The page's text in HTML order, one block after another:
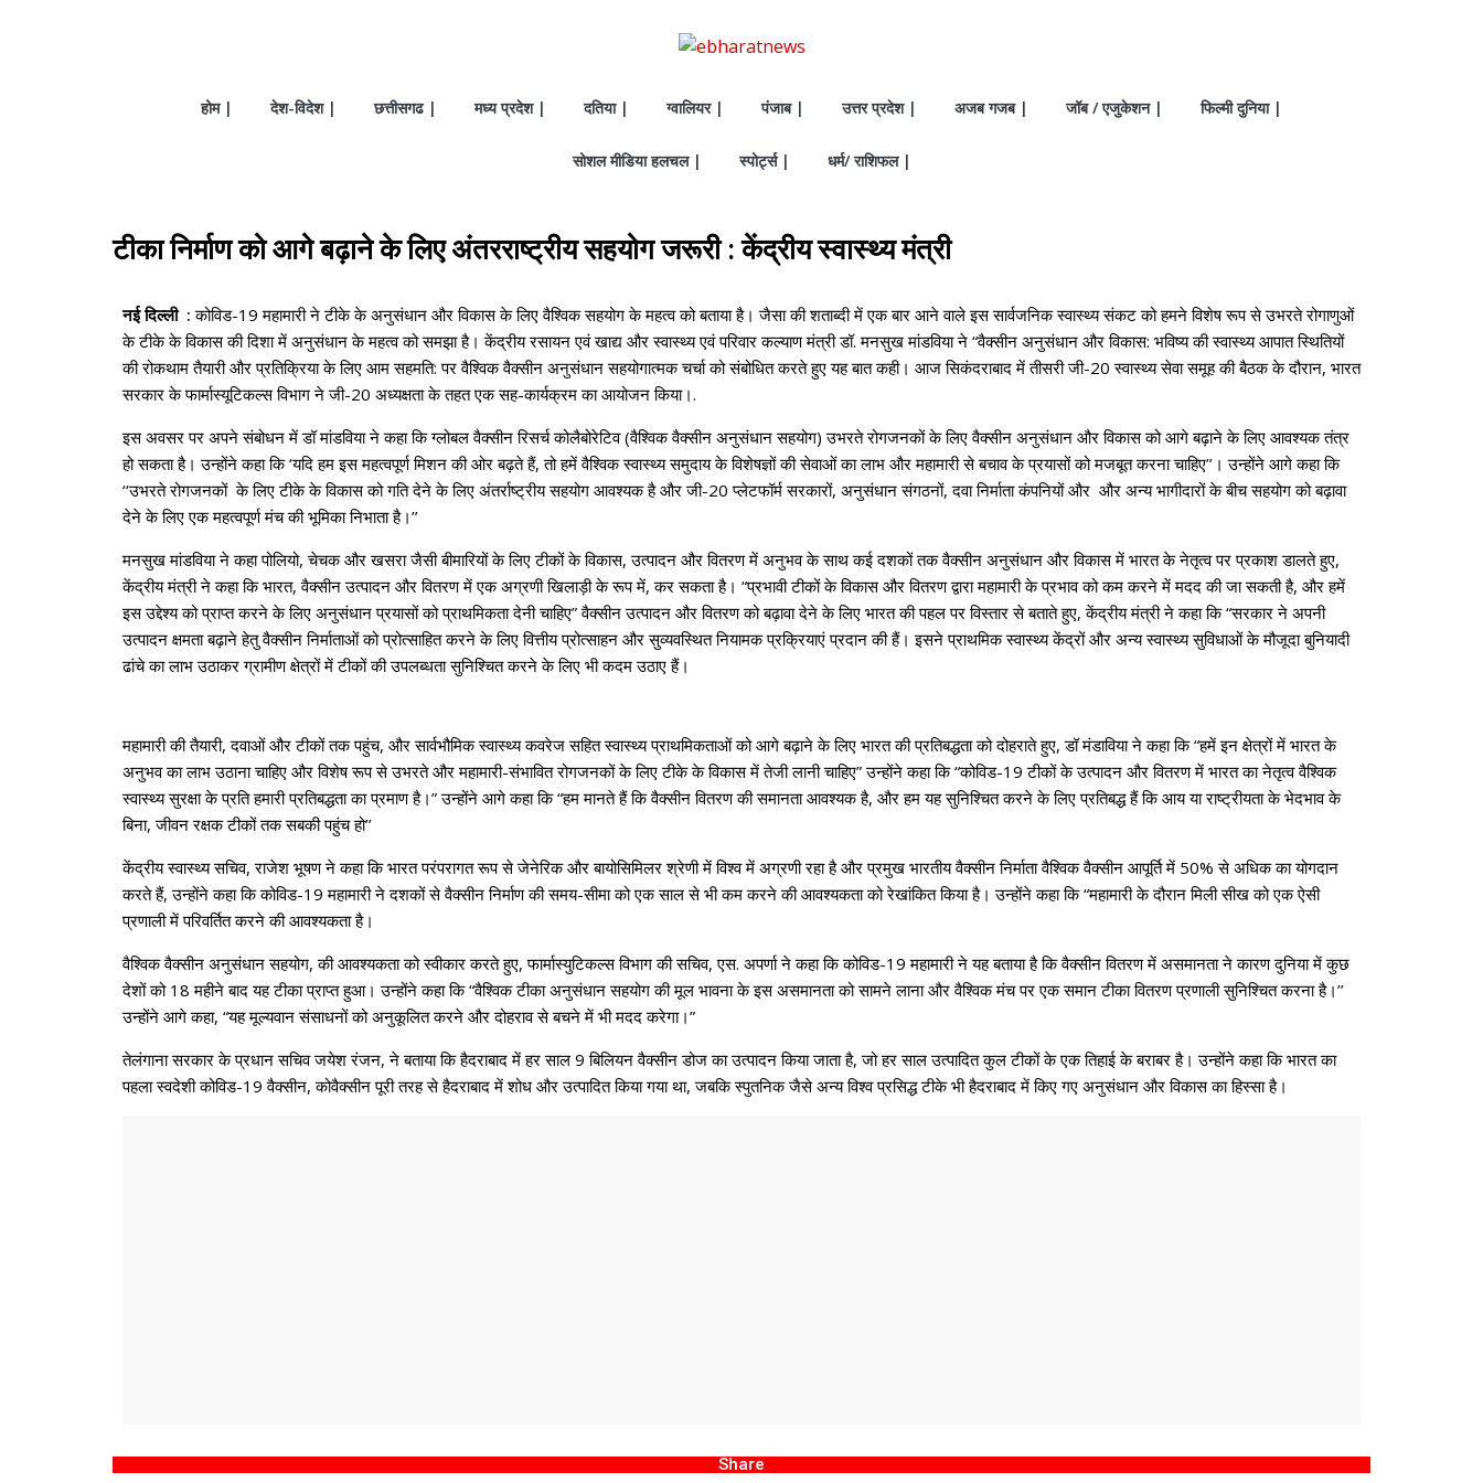
होम | देश-विदेश | छत्तीसगढ | मध्य प्रदेश | दतिया | ग्वालियर | पंजाब | उत्तर प्रदेश | अजब गजब | जॉब / एजुकेशन | फिल्मी दुनिया |
सोशल मीडिया हलचल | स्पोर्ट्स | धर्म/ राशिफल |
टीका निर्माण को आगे बढ़ाने के लिए अंतरराष्ट्रीय सहयोग जरूरी : केंद्रीय स्वास्थ्य मंत्री
नई दिल्ली : कोविड-19 महामारी ने टीके के अनुसंधान और विकास के लिए वैश्‍विक सहयोग के महत्‍व को बताया है। जैसा की शताब्‍दी में एक बार आने वाले इस सार्वजनिक स्‍वास्‍थ्‍य संकट को हमने विशेष रूप से उभरते रोगाणुओं
के टीके के विकास की दिशा में अनुसंधान के महत्‍व को समझा है। केंद्रीय रसायन एवं खाद्य और स्‍वास्‍थ्‍य एवं परिवार कल्‍याण मंत्री डॉ. मनसुख मांडविया ने “वैक्सीन अनुसंधान और विकास: भविष्य की स्वास्थ्य आपात स्‍थितियों
की रोकथाम तैयारी और प्रतिक्रिया के लिए आम सहमति: पर वैश्विक वैक्सीन अनुसंधान सहयोगात्मक चर्चा को संबोधित करते हुए यह बात कही। आज सिकंदराबाद में तीसरी जी-20 स्‍वास्‍थ्‍य सेवा समूह की बैठक के दौरान, भारत
सरकार के फार्मास्यूटिकल्स विभाग ने जी-20 अध्यक्षता के तहत एक सह-कार्यक्रम का आयोजन किया।.
इस अवसर पर अपने संबोधन में डॉ मांडविया ने कहा कि ग्‍लोबल वैक्‍सीन रिसर्च कोलैबोरेटिव (वैश्‍विक वैक्‍सीन अनुसंधान सहयोग) उभरते रोगजनकों के लिए वैक्‍सीन अनुसंधान और विकास को आगे बढ़ाने के लिए आवश्‍यक तंत्र
हो सकता है। उन्‍होंने कहा कि ‘यदि हम इस महत्‍वपूर्ण मिशन की ओर बढ़ते हैं, तो हमें वैश्‍विक स्‍वास्‍थ्‍य समुदाय के विशेषज्ञों की सेवाओं का लाभ और महामारी से बचाव के प्रयासों को मजबूत करना चाहिए’’। उन्‍होंने आगे कहा कि
‘‘उभरते रोगजनकों के लिए टीके के विकास को गति देने के लिए अंतर्राष्‍ट्रीय सहयोग आवश्‍यक है और जी-20 प्‍लेटफॉर्म सरकारों, अनुसंधान संगठनों, दवा निर्माता कंपनियों और और अन्‍य भागीदारों के बीच सहयोग को बढ़ावा
देने के लिए एक महत्‍वपूर्ण मंच की भूमिका निभाता है।’’
मनसुख मांडविया ने कहा पोलियो, चेचक और खसरा जैसी बीमारियों के लिए टीकों के विकास, उत्पादन और वितरण में अनुभव के साथ कई दशकों तक वैक्सीन अनुसंधान और विकास में भारत के नेतृत्व पर प्रकाश डालते हुए,
केंद्रीय मंत्री ने कहा कि भारत, वैक्सीन उत्पादन और वितरण में एक अग्रणी खिलाड़ी के रूप में, कर सकता है। “प्रभावी टीकों के विकास और वितरण द्वारा महामारी के प्रभाव को कम करने में मदद की जा सकती है, और हमें
इस उद्देश्य को प्राप्त करने के लिए अनुसंधान प्रयासों को प्राथमिकता देनी चाहिए” वैक्सीन उत्पादन और वितरण को बढ़ावा देने के लिए भारत की पहल पर विस्तार से बताते हुए, केंद्रीय मंत्री ने कहा कि “सरकार ने अपनी
उत्पादन क्षमता बढ़ाने हेतु वैक्सीन निर्माताओं को प्रोत्साहित करने के लिए वित्तीय प्रोत्साहन और सुव्यवस्थित नियामक प्रक्रियाएं प्रदान की हैं। इसने प्राथमिक स्वास्थ्य केंद्रों और अन्य स्वास्थ्य सुविधाओं के मौजूदा बुनियादी
ढांचे का लाभ उठाकर ग्रामीण क्षेत्रों में टीकों की उपलब्धता सुनिश्चित करने के लिए भी कदम उठाए हैं।
महामारी की तैयारी, दवाओं और टीकों तक पहुंच, और सार्वभौमिक स्वास्थ्य कवरेज सहित स्वास्थ्य प्राथमिकताओं को आगे बढ़ाने के लिए भारत की प्रतिबद्धता को दोहराते हुए, डॉ मंडाविया ने कहा कि “हमें इन क्षेत्रों में भारत के
अनुभव का लाभ उठाना चाहिए और विशेष रूप से उभरते और महामारी-संभावित रोगजनकों के लिए टीके के विकास में तेजी लानी चाहिए” उन्होंने कहा कि “कोविड-19 टीकों के उत्पादन और वितरण में भारत का नेतृत्व वैश्विक
स्वास्थ्य सुरक्षा के प्रति हमारी प्रतिबद्धता का प्रमाण है।” उन्‍होंने आगे कहा कि “हम मानते हैं कि वैक्सीन वितरण की समानता आवश्यक है, और हम यह सुनिश्चित करने के लिए प्रतिबद्ध हैं कि आय या राष्ट्रीयता के भेदभाव के
बिना, जीवन रक्षक टीकों तक सबकी पहुंच हो’’
केंद्रीय स्वास्थ्य सचिव, राजेश भूषण ने कहा कि भारत परंपरागत रूप से जेनेरिक और बायोसिमिलर श्रेणी में विश्व में अग्रणी रहा है और प्रमुख भारतीय वैक्सीन निर्माता वैश्विक वैक्सीन आपूर्ति में 50% से अधिक का योगदान
करते हैं, उन्होंने कहा कि कोविड-19 महामारी ने दशकों से वैक्सीन निर्माण की समय-सीमा को एक साल से भी कम करने की आवश्यकता को रेखांकित किया है। उन्होंने कहा कि “महामारी के दौरान मिली सीख को एक ऐसी
प्रणाली में परिवर्तित करने की आवश्‍यकता है।
वैश्‍विक वैक्‍सीन अनुसंधान सहयोग, की आवश्यकता को स्वीकार करते हुए, फार्मास्युटिकल्स विभाग की सचिव, एस. अपर्णा ने कहा कि कोविड-19 महामारी ने यह बताया है कि वैक्सीन वितरण में असमानता ने कारण दुनिया में कुछ
देशों को 18 महीने बाद यह टीका प्राप्त हुआ। उन्‍होंने कहा कि “वैश्‍विक टीका अनुसंधान सहयोग की मूल भावना के इस असमानता को सामने लाना और वैश्‍विक मंच पर एक समान टीका वितरण प्रणाली सुनिश्‍चित करना है।’’
उन्होंने आगे कहा, “यह मूल्यवान संसाधनों को अनुकूलित करने और दोहराव से बचने में भी मदद करेगा।”
तेलंगाना सरकार के प्रधान सचिव जयेश रंजन, ने बताया कि हैदराबाद में हर साल 9 बिलियन वैक्सीन डोज का उत्पादन किया जाता है, जो हर साल उत्पादित कुल टीकों के एक तिहाई के बराबर है। उन्होंने कहा कि भारत का
पहला स्वदेशी कोविड-19 वैक्सीन, कोवैक्‍सीन पूरी तरह से हैदराबाद में शोध और उत्पादित किया गया था, जबकि स्पुतनिक जैसे अन्य विश्व प्रसिद्ध टीके भी हैदराबाद में किए गए अनुसंधान और विकास का हिस्‍सा है।
Share